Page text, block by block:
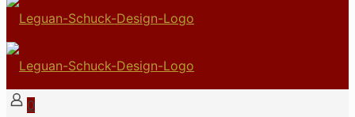
0